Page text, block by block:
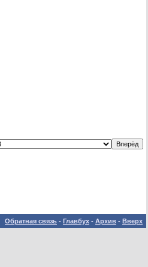
Обратная связь - Главбух - Архив - Вверх